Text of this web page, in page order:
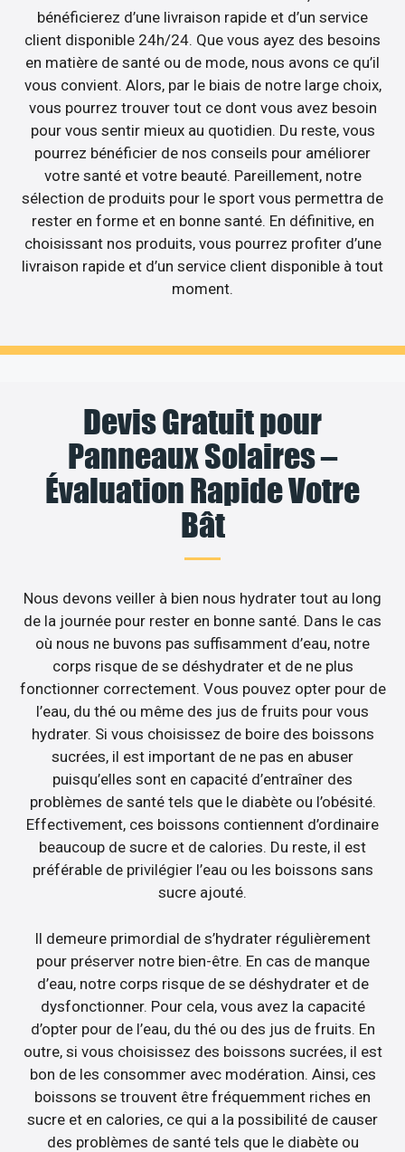
bénéficierez d’une livraison rapide et d’un service
client disponible 24h/24. Que vous ayez des besoins
en matière de santé ou de mode, nous avons ce qu’il
vous convient. Alors, par le biais de notre large choix,
vous pourrez trouver tout ce dont vous avez besoin
pour vous sentir mieux au quotidien. Du reste, vous
pourrez bénéficier de nos conseils pour améliorer
votre santé et votre beauté. Pareillement, notre
sélection de produits pour le sport vous permettra de
rester en forme et en bonne santé. En définitive, en
choisissant nos produits, vous pourrez profiter d’une
livraison rapide et d’un service client disponible à tout
moment.
Devis Gratuit pour
Panneaux Solaires –
Évaluation Rapide Votre
Bât
Nous devons veiller à bien nous hydrater tout au long
de la journée pour rester en bonne santé. Dans le cas
où nous ne buvons pas suffisamment d’eau, notre
corps risque de se déshydrater et de ne plus
fonctionner correctement. Vous pouvez opter pour de
l’eau, du thé ou même des jus de fruits pour vous
hydrater. Si vous choisissez de boire des boissons
sucrées, il est important de ne pas en abuser
puisqu’elles sont en capacité d’entraîner des
problèmes de santé tels que le diabète ou l’obésité.
Effectivement, ces boissons contiennent d’ordinaire
beaucoup de sucre et de calories. Du reste, il est
préférable de privilégier l’eau ou les boissons sans
sucre ajouté.
Il demeure primordial de s’hydrater régulièrement
pour préserver notre bien-être. En cas de manque
d’eau, notre corps risque de se déshydrater et de
dysfonctionner. Pour cela, vous avez la capacité
d’opter pour de l’eau, du thé ou des jus de fruits. En
outre, si vous choisissez des boissons sucrées, il est
bon de les consommer avec modération. Ainsi, ces
boissons se trouvent être fréquemment riches en
sucre et en calories, ce qui a la possibilité de causer
des problèmes de santé tels que le diabète ou